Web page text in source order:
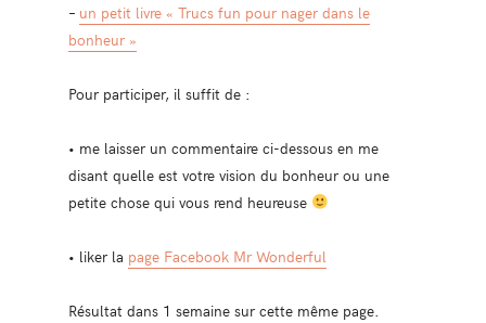
– un petit livre « Trucs fun pour nager dans le
bonheur »
Pour participer, il suffit de :
• me laisser un commentaire ci-dessous en me
disant quelle est votre vision du bonheur ou une
petite chose qui vous rend heureuse
• liker la page Facebook Mr Wonderful
Résultat dans 1 semaine sur cette même page.